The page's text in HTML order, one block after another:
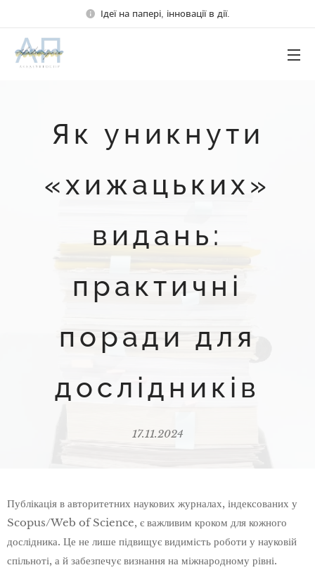
Ідеї на папері, інновації в дії.
Як уникнути
«хижацьких»
видань:
практичні
поради для
дослідників
17.11.2024
Публікація в авторитетних наукових журналах, індексованих у
Scopus/Web of Science, є важливим кроком для кожного
дослідника. Це не лише підвищує видимість роботи у науковій
спільноті, а й забезпечує визнання на міжнародному рівні.